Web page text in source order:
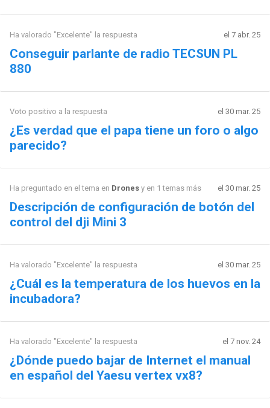
Ha valorado "Excelente" la respuesta el 7 abr. 25
Conseguir parlante de radio TECSUN PL
880
Voto positivo a la respuesta el 30 mar. 25
¿Es verdad que el papa tiene un foro o algo
parecido?
Ha preguntado en el tema en Dronesy en 1 temas más el 30 mar. 25
Descripción de configuración de botón del
control del dji Mini 3
Ha valorado "Excelente" la respuesta el 30 mar. 25
¿Cuál es la temperatura de los huevos en la
incubadora?
Ha valorado "Excelente" la respuesta el 7 nov. 24
¿Dónde puedo bajar de Internet el manual
en español del Yaesu vertex vx8?